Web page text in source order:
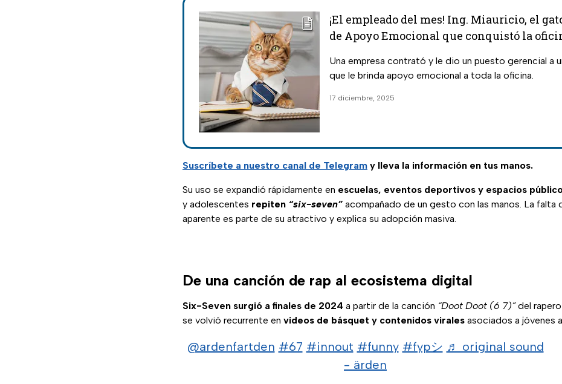
¡El empleado del mes! Ing. Miauricio, el
de Apoyo Emocional que conquistó la
Una empresa contrató y le dio un puesto gerencial a
que le brinda apoyo emocional a toda la oficina.
17 diciembre, 2025
Suscríbete a nuestro canal de Telegram y lleva la información en tus manos.
Su uso se expandió rápidamente en escuelas, eventos deportivos y espacios
y adolescentes repiten “six-seven”acompañado de un gesto con las manos. La falta
aparente es parte de su atractivo y explica su adopción masiva.
De una canción de rap al ecosistema digital
Six-Seven surgió a finales de 2024 a partir de la canción “Doot Doot (6 7)”del rapero
se volvió recurrente en videos de básquet y contenidos virales asociados a jóvenes
@ardenfartden #67 #innout #funny #fypシ ♬ original sound
- ärden